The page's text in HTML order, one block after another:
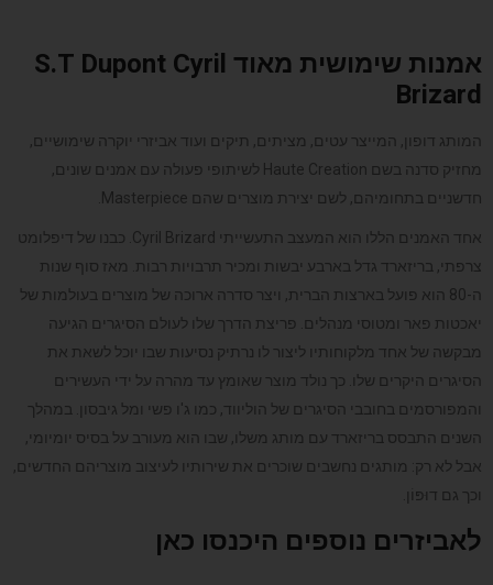
אמנות שימושית מאוד S.T Dupont Cyril
Brizard
המותג דופון, המייצר עטים, מציתים, תיקים ועוד אביזרי יוקרה שימושיים,
מחזיק סדנה בשם Haute Creation לשיתופי פעולה עם אמנים שונים,
חדשניים בתחומיהם, לשם יצירת מוצרים שהם Masterpiece.
אחד האמנים הללו הוא המעצב התעשייתי Cyril Brizard. כבנו של דיפלומט
צרפתי, בריזארד גדל בארבע יבשות ומכיר תרבויות רבות. מאז סוף שנות
ה-80 הוא פועל בארצות הברית, ויצר סדרה ארוכה של מוצרים בעולמות של
יאכטות פאר ומטוסי מנהלים. פריצת הדרך שלו לעולם הסיגרים הגיעה
מבקשה של אחד מלקוחותיו ליצור לו נרתיק נסיעות שבו יוכל לשאת את
הסיגרים היקרים שלו. כך נולד מוצר שאומץ עד מהרה על ידי העשירים
והמפורסמים בחובבי הסיגרים של הוליווד, כמו ג'ו פשי ומל גיבסון. במהלך
השנים התבסס בריזארד עם מותג משלו, שבו הוא מעורב על בסיס יומיומי,
אבל לא רק: מותגים נחשבים שוכרים את שירותיו לעיצוב מוצריהם החדשים,
וכך גם דוּפּוֹן.
לאביזרים נוספים היכנסו כאן